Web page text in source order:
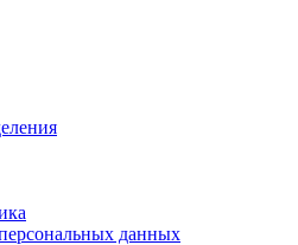
данных